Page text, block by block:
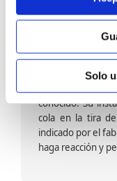
Solo
Papel pintado
Formado por
conocido. Su
cola en la tira
indicado por el
haga reacción y